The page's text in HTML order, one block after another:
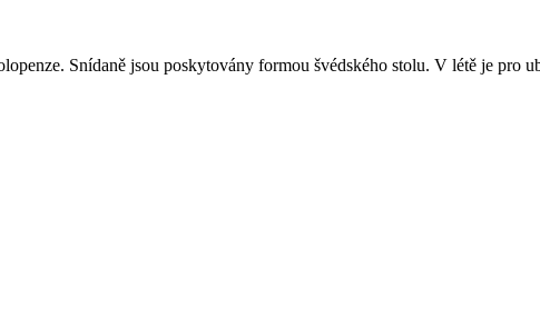
Snídaně jsou poskytovány formou švédského stolu. V létě je pro